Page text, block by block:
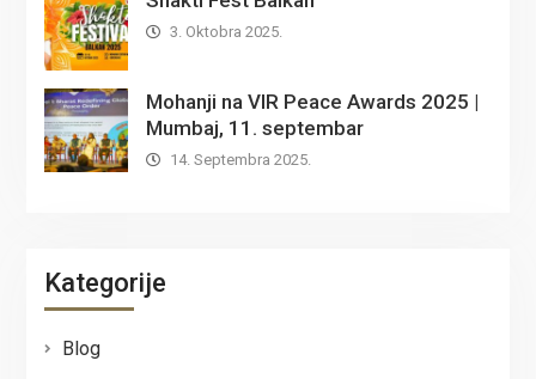
3. Oktobra 2025.
Mohanji na VIR Peace Awards 2025 |
Mumbaj, 11. septembar
14. Septembra 2025.
Kategorije
Blog